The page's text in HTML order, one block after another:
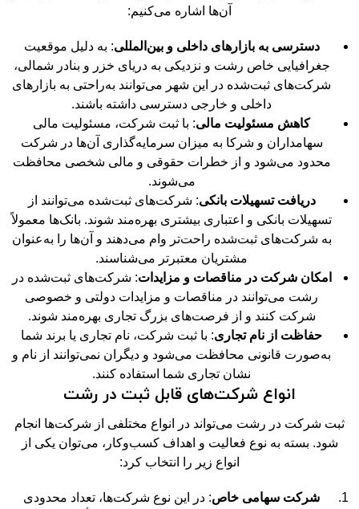
آن‌ها اشاره می‌کنیم:
دسترسی به بازارهای داخلی و بین‌المللی: به دلیل موقعیت
جغرافیایی خاص رشت و نزدیکی به دریای خزر و بنادر شمالی،
شرکت‌های ثبت‌شده در این شهر می‌توانند به‌راحتی به بازارهای
داخلی و خارجی دسترسی داشته باشند.
کاهش مسئولیت مالی: با ثبت شرکت، مسئولیت مالی
سهامداران و شرکا به میزان سرمایه‌گذاری آن‌ها در شرکت
محدود می‌شود و از خطرات حقوقی و مالی شخصی محافظت
می‌شوند.
دریافت تسهیلات بانکی: شرکت‌های ثبت‌شده می‌توانند از
تسهیلات بانکی و اعتباری بیشتری بهره‌مند شوند. بانک‌ها معمولاً
به شرکت‌های ثبت‌شده راحت‌تر وام می‌دهند و آن‌ها را به‌عنوان
مشتریان معتبرتر می‌شناسند.
امکان شرکت در مناقصات و مزایدات: شرکت‌های ثبت‌شده در
رشت می‌توانند در مناقصات و مزایدات دولتی و خصوصی
شرکت کنند و از فرصت‌های بزرگ تجاری بهره‌مند شوند.
حفاظت از نام تجاری: با ثبت شرکت، نام تجاری یا برند شما
به‌صورت قانونی محافظت می‌شود و دیگران نمی‌توانند از نام و
نشان تجاری شما استفاده کنند.
انواع شرکت‌های قابل ثبت در رشت
ثبت شرکت در رشت می‌تواند در انواع مختلفی از شرکت‌ها انجام
شود. بسته به نوع فعالیت و اهداف کسب‌وکار، می‌توان یکی از
انواع زیر را انتخاب کرد:
شرکت سهامی خاص: در این نوع شرکت‌ها، تعداد محدودی